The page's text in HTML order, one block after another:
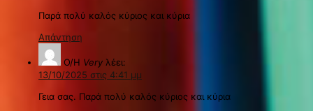
Παρά πολύ καλός κύριος και κύρια
Απάντηση
Ο/Η Very λέει:
13/10/2025 στις 4:41 μμ
Γεια σας. Παρά πολύ καλός κύριος και κύρια